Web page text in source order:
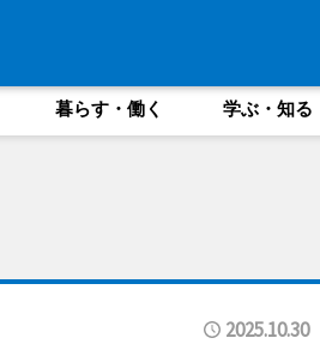
暮らす・働く 学ぶ・知る
2025.10.30